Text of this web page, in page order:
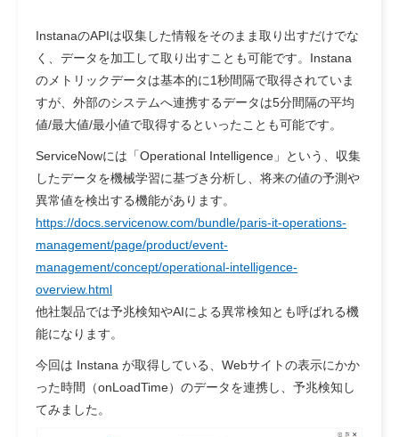
InstanaのAPIは収集した情報をそのまま取り出すだけでな
く、データを加工して取り出すことも可能です。Instana
のメトリックデータは基本的に1秒間隔で取得されていま
すが、外部のシステムへ連携するデータは5分間隔の平均
値/最大値/最小値で取得するといったことも可能です。
ServiceNowには「Operational Intelligence」という、収集
したデータを機械学習に基づき分析し、将来の値の予測や
異常値を検出する機能があります。
https://docs.servicenow.com/bundle/paris-it-operations-
management/page/product/event-
management/concept/operational-intelligence-
overview.html
他社製品では予兆検知やAIによる異常検知とも呼ばれる機
能になります。
今回は Instana が取得している、Webサイトの表示にかか
った時間（onLoadTime）のデータを連携し、予兆検知し
てみました。